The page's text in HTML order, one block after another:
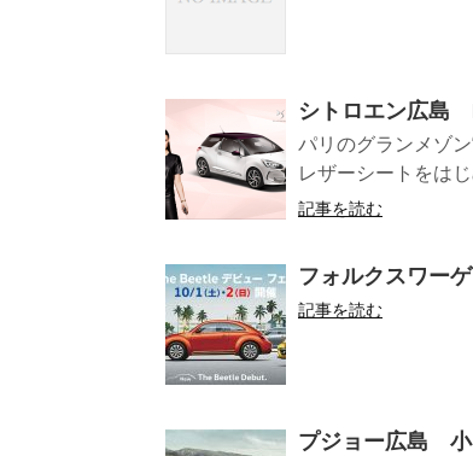
シトロエン広島
パリのグランメゾ
レザーシートをは
記事を読む
フォルクスワー
記事を読む
プジョー広島 小